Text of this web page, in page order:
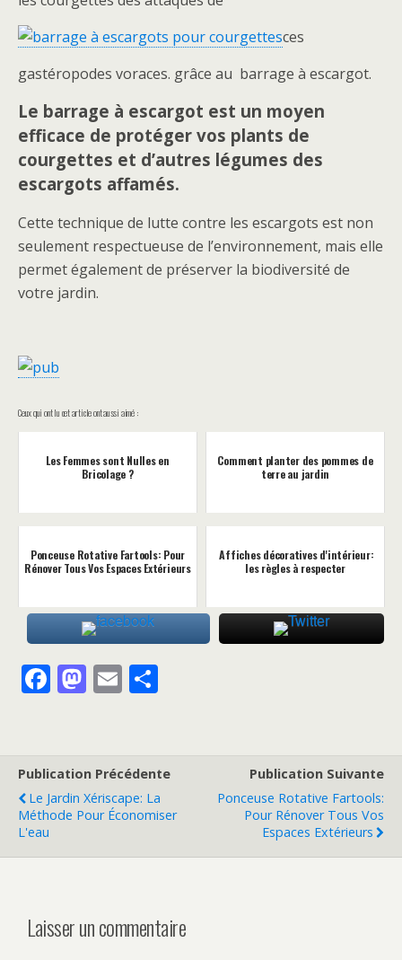
ces
gastéropodes voraces. grâce au barrage à escargot.
Le barrage à escargot est un moyen
efficace de protéger vos plants de
courgettes et d’autres légumes des
escargots affamés.
Cette technique de lutte contre les escargots est non
seulement respectueuse de l’environnement, mais elle
permet également de préserver la biodiversité de
votre jardin.
Ceux qui ont lu cet article ont aussi aimé :
Les Femmes sont Nulles en
Bricolage ?
Comment planter des pommes de
terre au jardin
Ponceuse Rotative Fartools: Pour
Rénover Tous Vos Espaces Extérieurs
Affiches décoratives d'intérieur:
les règles à respecter
F
ac
b
o
o
k
M
as
d
o
n
E
m
l g
er
Publication Précédente
Le Jardin Xériscape: La
Méthode Pour Économiser
L'eau
Publication Suivante
Ponceuse Rotative Fartools:
Pour Rénover Tous Vos
Espaces Extérieurs
Laisser un commentaire